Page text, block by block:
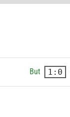
But 1:0